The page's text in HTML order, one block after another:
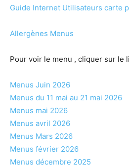
Guide Internet Utilisateurs carte
Allergènes Menus
Pour voir le menu , cliquer sur le
Menus Juin 2026
Menus du 11 mai au 21 mai 2026
Menus mai 2026
Menus avril 2026
Menus Mars 2026
Menus février 2026
Menus décembre 2025